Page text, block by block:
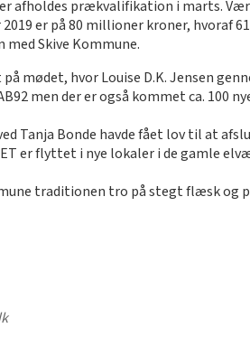
afholdes prækvalifikation i marts.
2019 er på 80 millioner kroner,
Skive Kommune.
mødet, hvor Louise D.K. Jensen
men der er også kommet ca. 100
Tanja Bonde havde fået lov til at
er flyttet i nye lokaler i de gamle
traditionen tro på stegt flæsk og